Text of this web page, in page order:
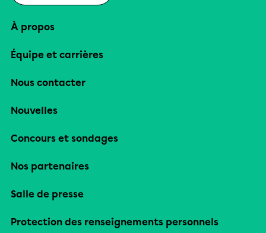
À propos
Équipe et carrières
Nous contacter
Nouvelles
Concours et sondages
Nos partenaires
Salle de presse
Protection des renseignements personnels